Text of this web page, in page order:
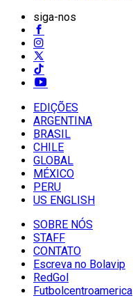
siga-nos
EDIÇÕES
ARGENTINA
BRASIL
CHILE
GLOBAL
MÉXICO
PERU
US ENGLISH
SOBRE NÓS
STAFF
CONTATO
Escreva no Bolavip
RedGol
Futbolcentroamerica